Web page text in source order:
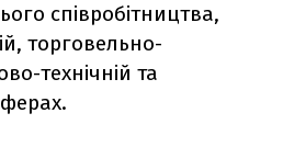
співробітництва,
торговельно-
технічній та